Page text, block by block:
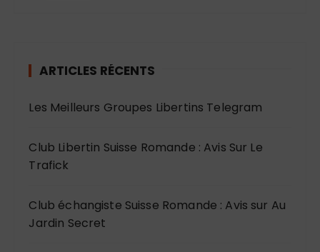
ARTICLES RÉCENTS
Les Meilleurs Groupes Libertins Telegram
Club Libertin Suisse Romande : Avis Sur Le
Trafick
Club échangiste Suisse Romande : Avis sur Au
Jardin Secret